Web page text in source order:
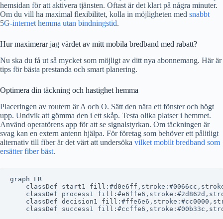
hemsidan för att aktivera tjänsten. Oftast är det klart på några minuter.
Om du vill ha maximal flexibilitet, kolla in möjligheten med snabbt
5G-internet hemma utan bindningstid.
Hur maximerar jag värdet av mitt mobila bredband med rabatt?
Nu ska du få ut så mycket som möjligt av ditt nya abonnemang. Här är
tips för bästa prestanda och smart planering.
Optimera din täckning och hastighet hemma
Placeringen av routern är A och O. Sätt den nära ett fönster och högt
upp. Undvik att gömma den i ett skåp. Testa olika platser i hemmet.
Använd operatörens app för att se signalstyrkan. Om täckningen är
svag kan en extern antenn hjälpa. För företag som behöver ett pålitligt
alternativ till fiber är det värt att undersöka vilket mobilt bredband som
ersätter fiber bäst.
graph LR
classDef start1
classDef process1
classDef decision1
classDef success1